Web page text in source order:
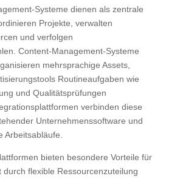
Systeme dienen als zentrale
Projekte, verwalten
und verfolgen
Content-Management-Systeme
mehrsprachige Assets,
Routineaufgaben wie
und Qualitätsprüfungen
verbinden diese
Unternehmenssoftware und
Arbeitsabläufe.
bieten besondere Vorteile für
durch flexible Ressourcenzuteilung